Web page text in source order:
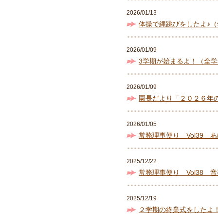
2026/01/13
体操で縄跳びをしたよ♪
2026/01/09
3学期が始まるよ！（全
2026/01/09
園長だより「２０２６年
2026/01/05
常務理事便り Vol39 あ
2025/12/22
常務理事便り Vol38 音
2025/12/19
２学期の終業式をしたよ